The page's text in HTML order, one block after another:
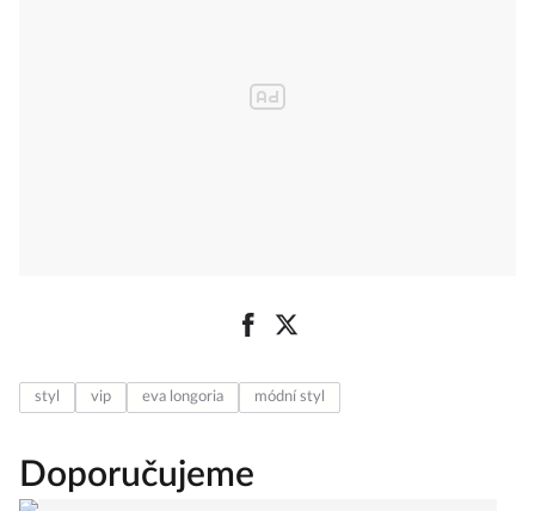
styl vip eva longoria módní styl
Doporučujeme